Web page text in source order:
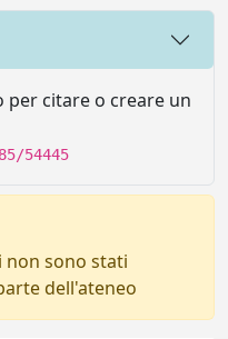
citare o creare un
54445
non sono stati
dell'ateneo